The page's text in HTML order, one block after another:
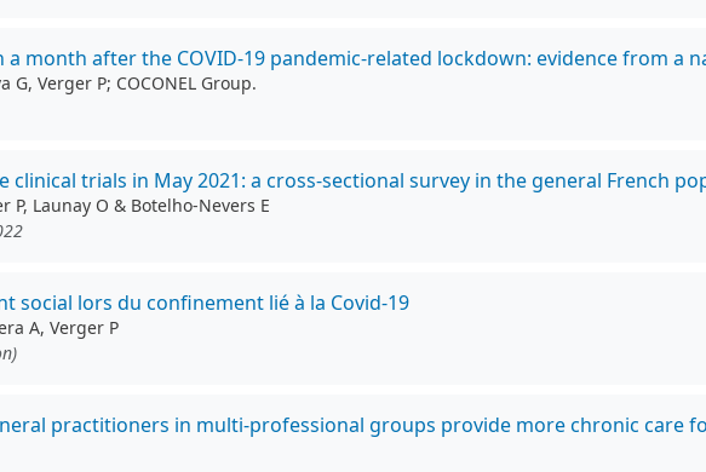
month after the COVID-19 pandemic-related lockdown: evidence from a
G, Verger P; COCONEL Group.
trials in May 2021: a cross-sectional survey in the general French
P, Launay O & Botelho-Nevers E
social lors du confinement lié à la Covid-19
A, Verger P
practitioners in multi-professional groups provide more chronic care